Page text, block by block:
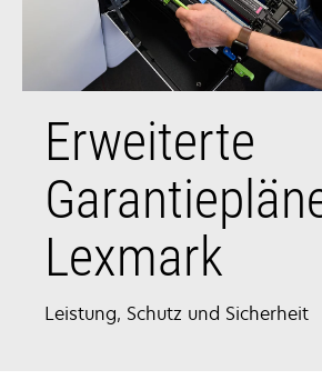
Erweiterte
Lexmark
Leistung, Schutz und Sicherheit